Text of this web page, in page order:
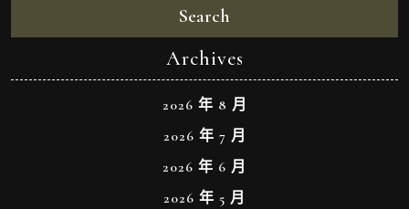
Search
Archives
2026 年 8 月
2026 年 7 月
2026 年 6 月
2026 年 5 月